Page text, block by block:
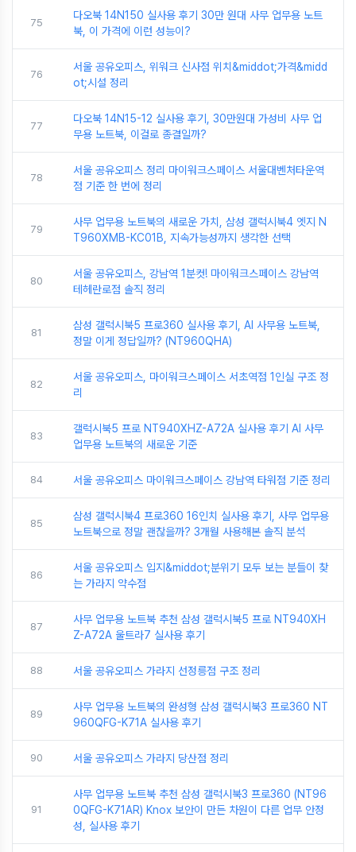
75
다오북 14N150 실사용 후기 30만 원대 사무 업무용 노트
북, 이 가격에 이런 성능이?
76
서울 공유오피스, 위워크 신사점 위치&middot;가격&midd
ot;시설 정리
77
다오북 14N15-12 실사용 후기, 30만원대 가성비 사무 업
무용 노트북, 이걸로 종결일까?
78
서울 공유오피스 정리 마이워크스페이스 서울대벤처타운역
점 기준 한 번에 정리
79
사무 업무용 노트북의 새로운 가치, 삼성 갤럭시북4 엣지 N
T960XMB-KC01B, 지속가능성까지 생각한 선택
80
서울 공유오피스, 강남역 1분컷! 마이워크스페이스 강남역
테헤란로점 솔직 정리
81
삼성 갤럭시북5 프로360 실사용 후기, AI 사무용 노트북,
정말 이게 정답일까? (NT960QHA)
82
서울 공유오피스, 마이워크스페이스 서초역점 1인실 구조 정
리
83
갤럭시북5 프로 NT940XHZ-A72A 실사용 후기 AI 사무
업무용 노트북의 새로운 기준
84 서울 공유오피스 마이워크스페이스 강남역 타워점 기준 정리
85
삼성 갤럭시북4 프로360 16인치 실사용 후기, 사무 업무용
노트북으로 정말 괜찮을까? 3개월 사용해본 솔직 분석
86
서울 공유오피스 입지&middot;분위기 모두 보는 분들이 찾
는 가라지 약수점
87
사무 업무용 노트북 추천 삼성 갤럭시북5 프로 NT940XH
Z-A72A 울트라7 실사용 후기
88 서울 공유오피스 가라지 선정릉점 구조 정리
89
사무 업무용 노트북의 완성형 삼성 갤럭시북3 프로360 NT
960QFG-K71A 실사용 후기
90 서울 공유오피스 가라지 당산점 정리
91
사무 업무용 노트북 추천 삼성 갤럭시북3 프로360 (NT96
0QFG-K71AR) Knox 보안이 만든 차원이 다른 업무 안정
성, 실사용 후기